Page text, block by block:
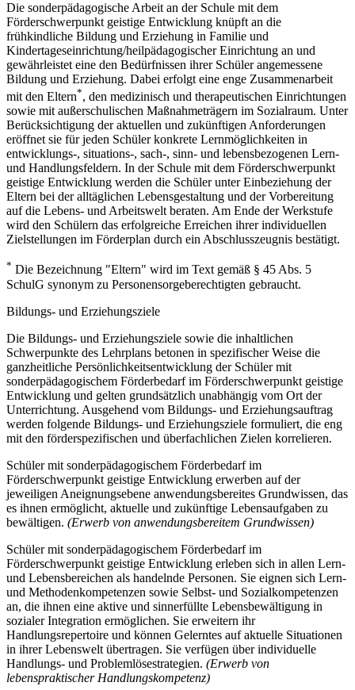
Die sonderpädagogische Arbeit an der Schule mit dem
Förderschwerpunkt geistige Entwicklung knüpft an die
frühkindliche Bildung und Erziehung in Familie und
Kindertageseinrichtung/heilpädagogischer Einrichtung an und
gewährleistet eine den Bedürfnissen ihrer Schüler angemessene
Bildung und Erziehung. Dabei erfolgt eine enge Zusammenarbeit
mit den Eltern*, den medizinisch und therapeutischen Einrichtungen
sowie mit außerschulischen Maßnahmeträgern im Sozialraum. Unter
Berücksichtigung der aktuellen und zukünftigen Anforderungen
eröffnet sie für jeden Schüler konkrete Lernmöglichkeiten in
entwicklungs-, situations-, sach-, sinn- und lebensbezogenen Lern-
und Handlungsfeldern. In der Schule mit dem Förderschwerpunkt
geistige Entwicklung werden die Schüler unter Einbeziehung der
Eltern bei der alltäglichen Lebensgestaltung und der Vorbereitung
auf die Lebens- und Arbeitswelt beraten. Am Ende der Werkstufe
wird den Schülern das erfolgreiche Erreichen ihrer individuellen
Zielstellungen im Förderplan durch ein Abschlusszeugnis bestätigt.
* Die Bezeichnung "Eltern" wird im Text gemäß § 45 Abs. 5
SchulG synonym zu Personensorgeberechtigten gebraucht.
Bildungs- und Erziehungsziele
Die Bildungs- und Erziehungsziele sowie die inhaltlichen
Schwerpunkte des Lehrplans betonen in spezifischer Weise die
ganzheitliche Persönlichkeitsentwicklung der Schüler mit
sonderpädagogischem Förderbedarf im Förderschwerpunkt geistige
Entwicklung und gelten grundsätzlich unabhängig vom Ort der
Unterrichtung. Ausgehend vom Bildungs- und Erziehungsauftrag
werden folgende Bildungs- und Erziehungsziele formuliert, die eng
mit den förderspezifischen und überfachlichen Zielen korrelieren.
Schüler mit sonderpädagogischem Förderbedarf im
Förderschwerpunkt geistige Entwicklung erwerben auf der
jeweiligen Aneignungsebene anwendungsbereites Grundwissen, das
es ihnen ermöglicht, aktuelle und zukünftige Lebensaufgaben zu
bewältigen. (Erwerb von anwendungsbereitem Grundwissen)
Schüler mit sonderpädagogischem Förderbedarf im
Förderschwerpunkt geistige Entwicklung erleben sich in allen Lern-
und Lebensbereichen als handelnde Personen. Sie eignen sich Lern-
und Methodenkompetenzen sowie Selbst- und Sozialkompetenzen
an, die ihnen eine aktive und sinnerfüllte Lebensbewältigung in
sozialer Integration ermöglichen. Sie erweitern ihr
Handlungsrepertoire und können Gelerntes auf aktuelle Situationen
in ihrer Lebenswelt übertragen. Sie verfügen über individuelle
Handlungs- und Problemlösestrategien. (Erwerb von
lebenspraktischer Handlungskompetenz)